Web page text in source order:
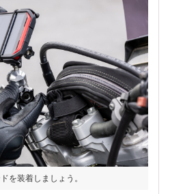
を装着しましょう。